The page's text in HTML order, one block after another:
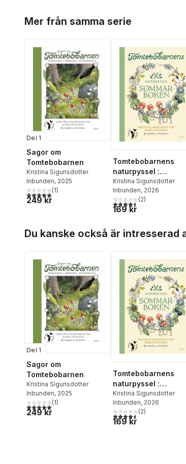
Mer från samma serie
Del 1
Sagor om
Tomtebobarnen
Kristina Sigunsdotter
Inbunden, 2025
5,0utav 5 stjärnor. Totalt antal röster:
(1)
249 kr
Tomtebobarnens
naturpyssel :
sommarboken
Kristina Sigunsdotter
Inbunden, 2026
4,5utav 5 stjärnor. Totalt
(2)
169 kr
Du kanske också är intresserad
Del 1
Sagor om
Tomtebobarnen
Kristina Sigunsdotter
Inbunden, 2025
5,0utav 5 stjärnor. Totalt antal röster:
(1)
249 kr
Tomtebobarnens
naturpyssel :
sommarboken
Kristina Sigunsdotter
Inbunden, 2026
4,5utav 5 stjärnor. Totalt
(2)
169 kr